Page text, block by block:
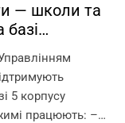
— школи та
5 корпусу
працюють: –